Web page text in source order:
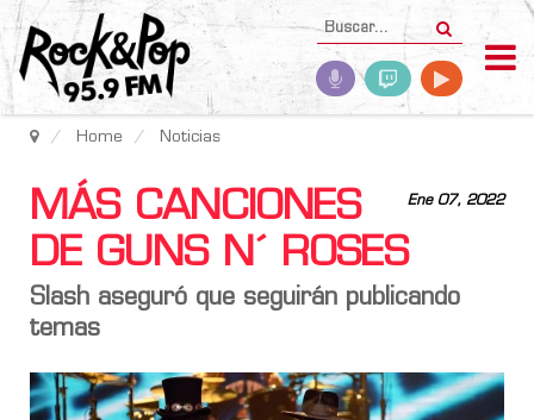
Home Noticias
Ene 07, 2022
MÁS CANCIONES
DE GUNS N´ ROSES
Slash aseguró que seguirán publicando
temas